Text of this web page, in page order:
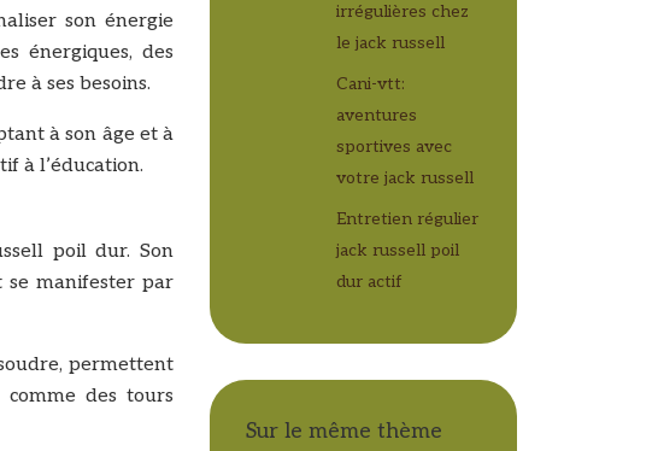
son énergie
énergiques, des
à ses besoins.
à son âge et à
à l’éducation.
poil dur. Son
se manifester par
permettent
des tours
irrégulières chez
le jack russell
Cani-vtt:
aventures
sportives avec
votre jack russell
Entretien régulier
jack russell poil
dur actif
Sur le même thème